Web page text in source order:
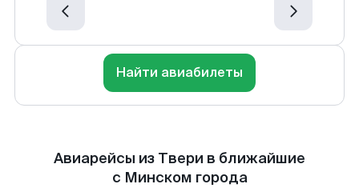
Найти авиабилеты
Авиарейсы из Твери в ближайшие
с Минском города